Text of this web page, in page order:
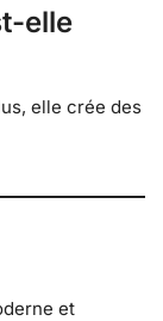
elle
elle crée des
et